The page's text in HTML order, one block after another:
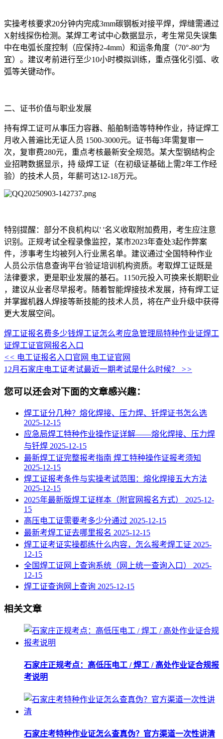
实操考核要求20分钟内完成3mm碳钢板对接平焊，焊缝需通过
X射线探伤检测。某焊工考试中心数据显示，考生常见失误集
中在电弧长度控制（应保持2-4mm）和运条角度（70°-80°为
宜）。建议考前进行至少10小时模拟训练，重点强化引弧、收
弧等关键动作。
二、证书价值与职业发展
持有焊工证可从事压力容器、船舶制造等特种作业，持证焊工
月收入普遍比无证人员 1500-3000元。证书每3年需复审一
次，复审费280元，重点考核最新安全规范。某大型钢结构企
业招聘数据显示，持 级焊工证（在初级证基础上需2年工作经
验）的技术人员，年薪可达12-18万元。
特别提醒：部分不良机构以' '名义收取附加费用，考生应注意
识别。正规考试全程录像监控，某市2023年查处3起作弊案
件，涉事考生均被列入行业黑名单。建议通过'全国特种作业
人员公示信息查询平台'验证培训机构资质。考取焊工证既是
法律要求，更是职业发展的基石。1150元投入可换来长期职业
，建议从业者尽早报考。随着智能焊接技术发展，持有焊工证
并掌握机器人焊接等新技能的技术人员，将在产业升级中获得
更大发展空间。
焊工证报名费多少钱焊工证怎么考应急管理局特种作业证焊工
证焊工证官网报名入口
<< 电工证报名入口官网 电工证官网
12月石家庄电工证考试最近一期考试是什么时候？ >>
您可以还会对下面的文章感兴趣：
焊工证分几种？熔化焊接、压力焊、钎焊证书怎么选
2025-12-15
应急局焊工特种作业操作证详解——熔化焊接、压力焊
与钎焊 2025-12-15
最新焊工证完整报考指南 焊工特种操作证报考须知
2025-12-15
焊工证报考条件与实操考试范围：熔化焊接五大方法
2025-12-15
2025年最新版焊工证样本（附官网报名方式） 2025-12-
15
高压电工证需要考多少分通过 2025-12-15
最新考焊工证去哪里报名 2025-12-15
焊工证考证实操都练什么内容，怎么报考焊工证 2025-
12-15
全国焊工证网上查询系统（网上统一查询入口） 2025-
12-15
焊工证查询网上查询 2025-12-15
相关文章
石家庄正规考点：高低压电工 / 焊工 / 高处作业证合规报
考说明
石家庄考特种作业证怎么查真伪？官方渠道一次性讲清